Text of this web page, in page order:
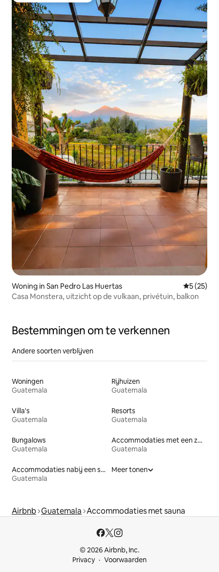
Woning in San Pedro Las Huertas
5 (25)
Casa Monstera, uitzicht op de vulkaan, privétuin, balkon
Bestemmingen om te verkennen
Andere soorten verblijven
Woningen
Guatemala
Rijhuizen
Guatemala
Villa's
Guatemala
Resorts
Guatemala
Bungalows
Guatemala
Accommodaties met een zwembad
Guatemala
Accommodaties nabij een strand
Guatemala
Meer tonen
Airbnb Guatemala Accommodaties met sauna
© 2026 Airbnb, Inc.
Privacy
Voorwaarden